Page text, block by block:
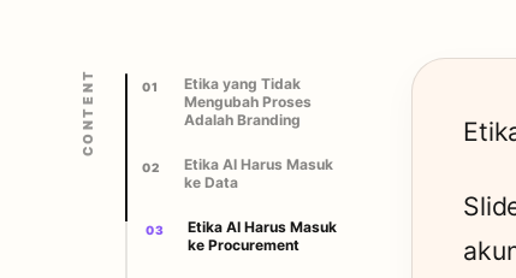
CONTENT 01
Etika yang Tidak
Mengubah Proses
Adalah Branding
02
Etika AI Harus Masuk
ke Data
03
Etika AI Harus Masuk
ke Procurement